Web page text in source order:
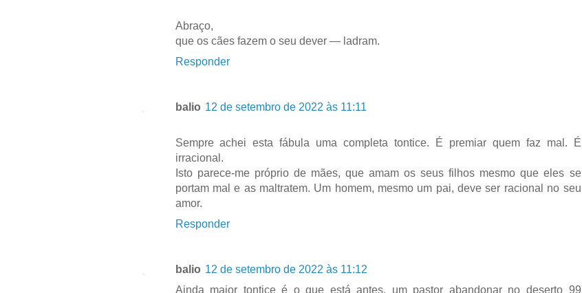
Abraço,
que os cães fazem o seu dever — ladram.
Responder
balio 12 de setembro de 2022 às 11:11
Sempre achei esta fábula uma completa tontice. É premiar quem faz mal. É
irracional.
Isto parece-me próprio de mães, que amam os seus filhos mesmo que eles se
portam mal e as maltratem. Um homem, mesmo um pai, deve ser racional no seu
amor.
Responder
balio 12 de setembro de 2022 às 11:12
Ainda maior tontice é o que está antes, um pastor abandonar no deserto 99